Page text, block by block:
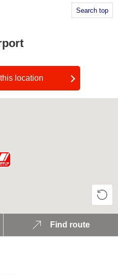
Search top
location
Find route